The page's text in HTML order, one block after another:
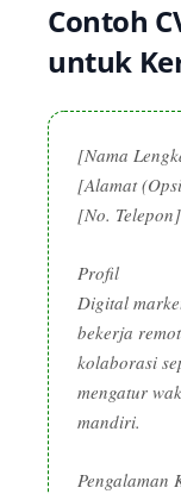
Contoh
untuk
[Nama
[Alamat
[No.
Profil
Digital
bekerja
kolaborasi
mengatur
mandiri.
Pengalaman